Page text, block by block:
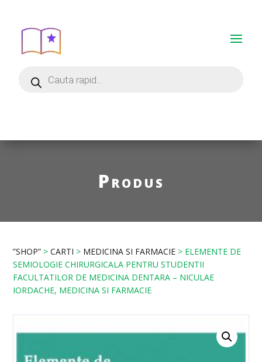
Produs
”SHOP” >CARTI > MEDICINA SI FARMACIE > ELEMENTE DE
SEMIOLOGIE CHIRURGICALA PENTRU STUDENTII
FACULTATILOR DE MEDICINA DENTARA – NICULAE
IORDACHE, MEDICINA SI FARMACIE